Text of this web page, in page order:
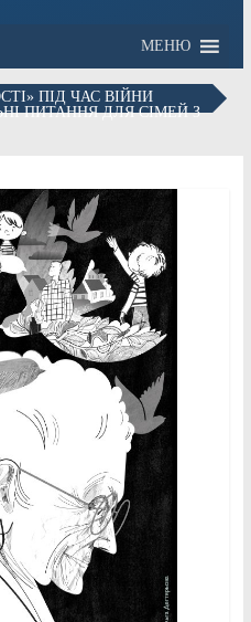
МЕНЮ
ПІД ЧАС ВІЙНИ
ПИТАННЯ ДЛЯ СІМЕЙ З